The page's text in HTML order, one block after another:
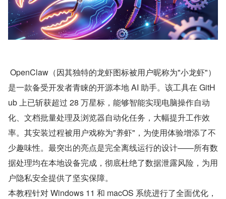
OpenClaw（因其独特的龙虾图标被用户昵称为"小龙虾"）
是一款备受开发者青睐的开源本地 AI 助手。该工具在 GitH
ub 上已斩获超过 28 万星标，能够智能实现电脑操作自动
化、文档批量处理及浏览器自动化任务，大幅提升工作效
率。其安装过程被用户戏称为"养虾"，为使用体验增添了不
少趣味性。最突出的亮点是完全离线运行的设计——所有数
据处理均在本地设备完成，彻底杜绝了数据泄露风险，为用
户隐私安全提供了坚实保障。
本教程针对 Windows 11 和 macOS 系统进行了全面优化，